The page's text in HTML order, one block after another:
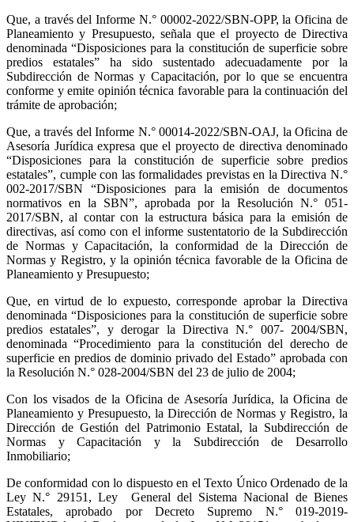
Que, a través del Informe N.° 00002-2022/SBN-OPP, la Oficina de
Planeamiento y Presupuesto, señala que el proyecto de Directiva
denominada “Disposiciones para la constitución de superficie sobre
predios estatales” ha sido sustentado adecuadamente por la
Subdirección de Normas y Capacitación, por lo que se encuentra
conforme y emite opinión técnica favorable para la continuación del
trámite de aprobación;
Que, a través del Informe N.° 00014-2022/SBN-OAJ, la Oficina de
Asesoría Jurídica expresa que el proyecto de directiva denominado
“Disposiciones para la constitución de superficie sobre predios
estatales”, cumple con las formalidades previstas en la Directiva N.°
002-2017/SBN “Disposiciones para la emisión de documentos
normativos en la SBN”, aprobada por la Resolución N.° 051-
2017/SBN, al contar con la estructura básica para la emisión de
directivas, así como con el informe sustentatorio de la Subdirección
de Normas y Capacitación, la conformidad de la Dirección de
Normas y Registro, y la opinión técnica favorable de la Oficina de
Planeamiento y Presupuesto;
Que, en virtud de lo expuesto, corresponde aprobar la Directiva
denominada “Disposiciones para la constitución de superficie sobre
predios estatales”, y derogar la Directiva N.° 007- 2004/SBN,
denominada “Procedimiento para la constitución del derecho de
superficie en predios de dominio privado del Estado” aprobada con
la Resolución N.° 028-2004/SBN del 23 de julio de 2004;
Con los visados de la Oficina de Asesoría Jurídica, la Oficina de
Planeamiento y Presupuesto, la Dirección de Normas y Registro, la
Dirección de Gestión del Patrimonio Estatal, la Subdirección de
Normas y Capacitación y la Subdirección de Desarrollo
Inmobiliario;
De conformidad con lo dispuesto en el Texto Único Ordenado de la
Ley N.° 29151, Ley
General del Sistema Nacional de Bienes
Estatales, aprobado por Decreto Supremo N.° 019-2019-